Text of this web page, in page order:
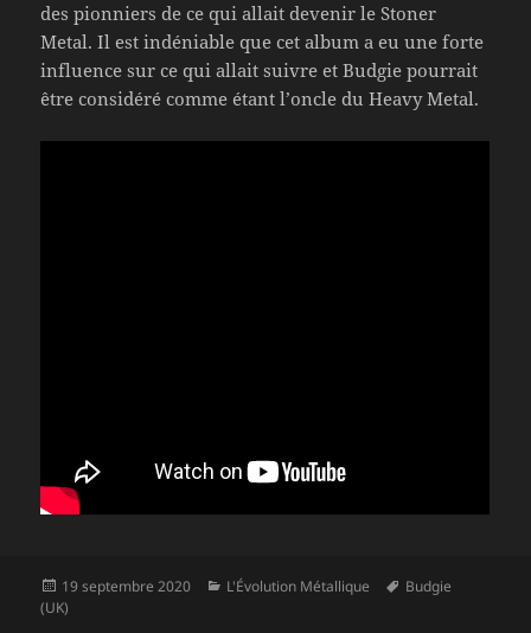
des pionniers de ce qui allait devenir le Stoner
Metal. Il est indéniable que cet album a eu une forte
influence sur ce qui allait suivre et Budgie pourrait
être considéré comme étant l’oncle du Heavy Metal.
Publié
le
19 septembre 2020 Catégories
L'Évolution Métallique
Mots-
Budgie
(UK)